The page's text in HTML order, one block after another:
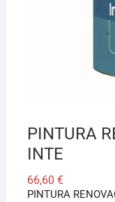
PINTURA
INTE
66,60 €
PINTURA
¡Hola! Soy el
Cuéntame qué
aunque no sepas